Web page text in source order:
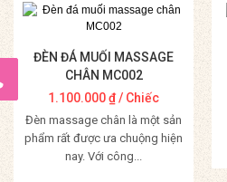
ĐÈN ĐÁ MUỐI MASSAGE
CHÂN MC002
1.100.000₫/ Chiếc
Đèn massage chân là một sản
phẩm rất được ưa chuộng hiện
nay. Với công...